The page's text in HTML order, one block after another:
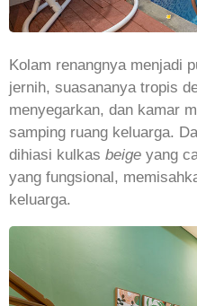
Kolam renangnya menjadi
jernih, suasananya tropis
menyegarkan, dan kamar
samping ruang keluarga.
dihiasi kulkas beige yang
yang fungsional,
keluarga.